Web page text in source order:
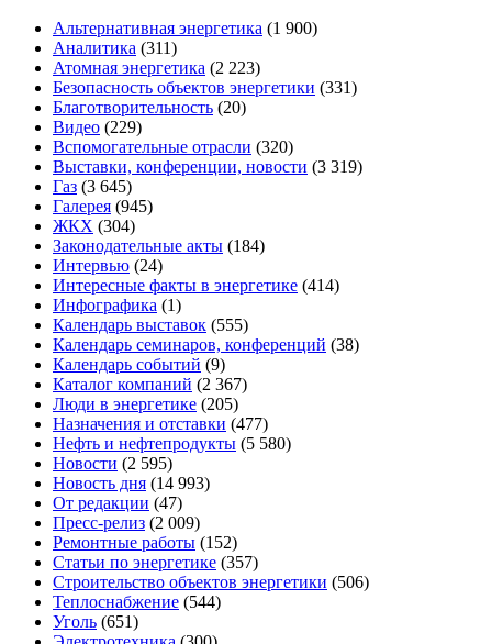
Альтернативная энергетика (1 900)
Аналитика (311)
Атомная энергетика (2 223)
Безопасность объектов энергетики (331)
Благотворительность (20)
Видео (229)
Вспомогательные отрасли (320)
Выставки, конференции, новости (3 319)
Газ (3 645)
Галерея (945)
ЖКХ (304)
Законодательные акты (184)
Интервью (24)
Интересные факты в энергетике (414)
Инфографика (1)
Календарь выставок (555)
Календарь семинаров, конференций (38)
Календарь событий (9)
Каталог компаний (2 367)
Люди в энергетике (205)
Назначения и отставки (477)
Нефть и нефтепродукты (5 580)
Новости (2 595)
Новость дня (14 993)
От редакции (47)
Пресс-релиз (2 009)
Ремонтные работы (152)
Статьи по энергетике (357)
Строительство объектов энергетики (506)
Теплоснабжение (544)
Уголь (651)